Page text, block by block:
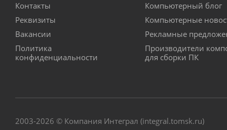
Контакты
Реквизиты
Вакансии
Политика
конфиденциальности
Компьютерный блог
Компьютерные
Рекламные
Производители
для сборки ПК
2003-2026 © Компания Интеграл (integral.tomsk.ru)